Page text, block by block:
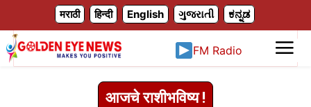
मराठी हिन्दी English ગુજરાતી ಕನ್ನಡ
FM Radio
आजचे राशीभविष्य !